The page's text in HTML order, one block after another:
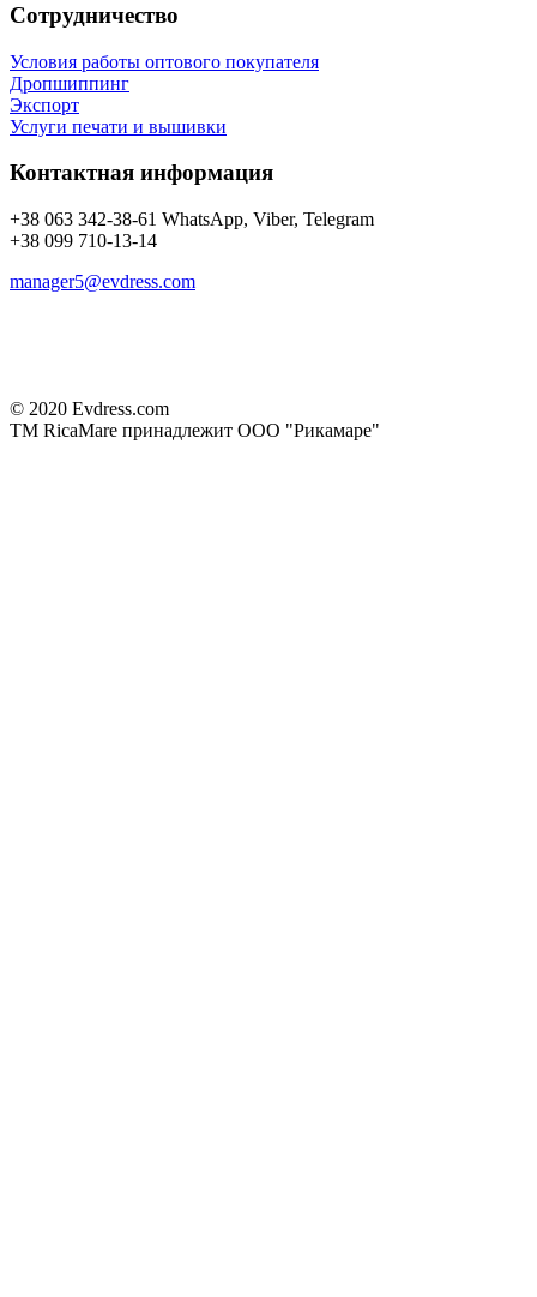
Сотрудничество
Условия работы оптового покупателя
Дропшиппинг
Экспорт
Услуги печати и вышивки
Контактная информация
+38 063 342-38-61 WhatsApp, Viber, Telegram
+38 099 710-13-14
manager5@evdress.com
© 2020 Evdress.com
ТМ RicaMare принадлежит ООО "Рикамаре"